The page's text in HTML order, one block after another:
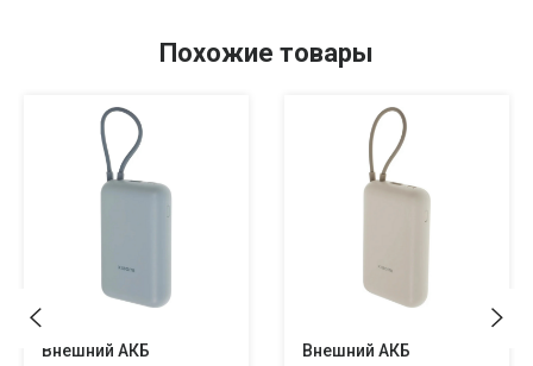
Похожие товары
Внешний АКБ
Внешний АКБ